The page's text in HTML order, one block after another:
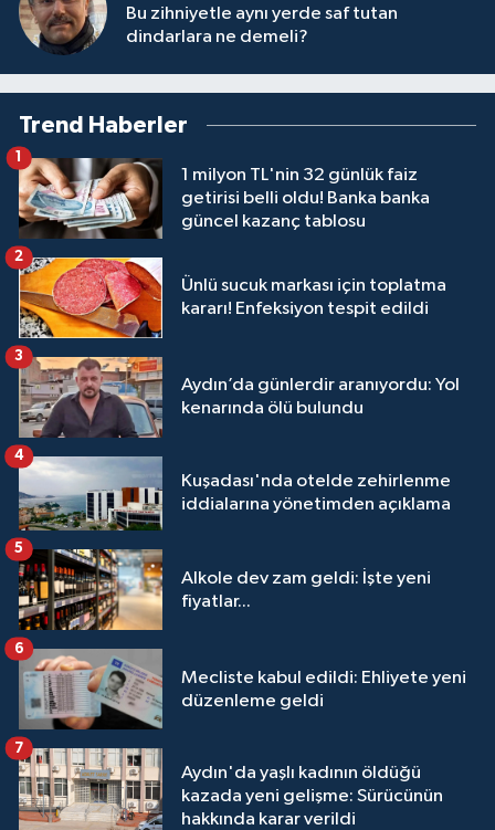
Bu zihniyetle aynı yerde saf tutan
dindarlara ne demeli?
Trend Haberler
1 milyon TL'nin 32 günlük faiz
getirisi belli oldu! Banka banka
güncel kazanç tablosu
1
Ünlü sucuk markası için toplatma
kararı! Enfeksiyon tespit edildi
2
Aydın’da günlerdir aranıyordu: Yol
kenarında ölü bulundu
3
Kuşadası'nda otelde zehirlenme
iddialarına yönetimden açıklama
4
Alkole dev zam geldi: İşte yeni
fiyatlar...
5
Mecliste kabul edildi: Ehliyete yeni
düzenleme geldi
6
Aydın'da yaşlı kadının öldüğü
kazada yeni gelişme: Sürücünün
hakkında karar verildi
7